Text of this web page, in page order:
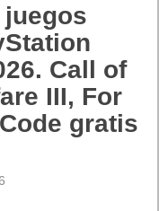
Call of
III, For
gratis